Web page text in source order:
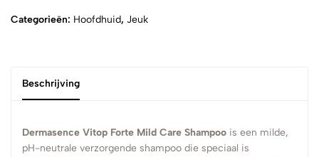
Categorieën: Hoofdhuid, Jeuk
Beschrijving
Dermasence Vitop Forte Mild Care Shampoo is een milde,
pH-neutrale verzorgende shampoo die speciaal is